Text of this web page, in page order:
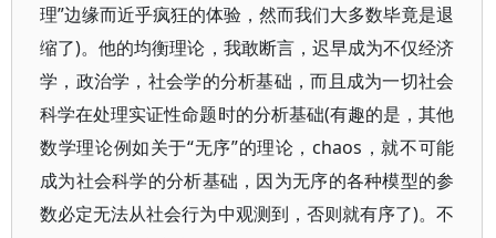
理”边缘而近乎疯狂的体验，然而我们大多数毕竟是退
缩了)。他的均衡理论，我敢断言，迟早成为不仅经济
学，政治学，社会学的分析基础，而且成为一切社会
科学在处理实证性命题时的分析基础(有趣的是，其他
数学理论例如关于“无序”的理论，chaos，就不可能
成为社会科学的分析基础，因为无序的各种模型的参
数必定无法从社会行为中观测到，否则就有序了)。不